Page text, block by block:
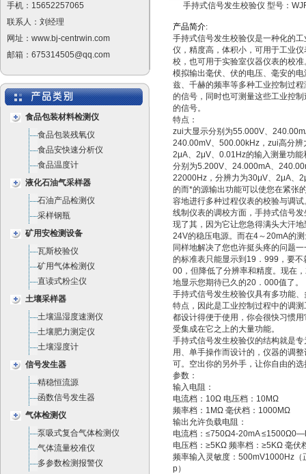
手机：15652257065
联系人：刘经理
网址：www.bj-centrwin.com
邮箱：675314505@qq.com
食品包装材料检测仪
食品包装残氧仪
食品安快速分析仪
食品温度计
液化石油气采样器
石油产品检测仪
采样钢瓶
矿用安检测设备
瓦斯校验仪
矿用气体检测仪
直读式粉尘仪
土壤采样器
土壤温湿度速测仪
土壤肥力测定仪
土壤湿度计
信号发生器
精稳恒流源
函数信号发生器
气体检测仪
泵吸式复合气体检测仪
气体流量校准仪
多参数检测报警仪
手持式信号发生校验仪 型号：
产品简介:
手持式信号发生校验仪是一种化的工
仪，精度高，体积小，可用于工业仪
校，也可用于实验室仪器仪表的校准
模拟输出毫伏、伏的电压、毫安的电
兹、千赫的频率等多种工业控制过程
的信号，同时也可测量这些工业控制
的信号。
特点：
zui大显示分别为55.000V、
240.00mV、500.00kHz，zui高分辨
2μA、2μV、0.01Hz的输入测量功能
分别为5.200V、24.000mA、
22000Hz，分辨力为30μV、2μA、
的而*的源输出功能可以使您在紧张
容地进行多种过程仪表的校验与调试
线制仪表的调校方面，手持式信号发
现了其，因为它让您急得满头大汗地
24V的稳压电源。而在4～20mA的
同样地解决了您也许挺头疼的问题
的标准表只能显示到19．999，要不
00，但降低了分辨率和精度。现在
地显示您期待已久的20．000值了。
手持式信号发生校验仪具有多功能、
特点，因此是工业控制过程中的调测
都设计得便于使用，你会很快习惯用
受集成在它之上的大量功能。
手持式信号发生校验仪的结构就是专
用、单手操作而设计的，仪器的调
可。空出你的另外手，让你自由的选
参数：
输入电阻：
电流档：10Ω 电压档：10MΩ
频率档：1MΩ 毫伏档：1000MΩ
输出允许负载电阻：
电流档：≤750Ω4-20mA
电压档：≥5KΩ 频率档：≥5KΩ 毫伏
频率输入灵敏度：500mV1000Hz（
p）